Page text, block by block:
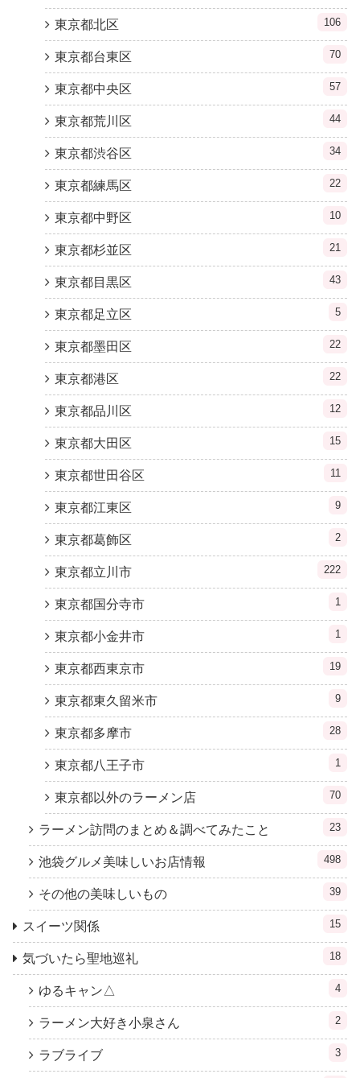
東京都北区 106
東京都台東区 70
東京都中央区 57
東京都荒川区 44
東京都渋谷区 34
東京都練馬区 22
東京都中野区 10
東京都杉並区 21
東京都目黒区 43
東京都足立区 5
東京都墨田区 22
東京都港区 22
東京都品川区 12
東京都大田区 15
東京都世田谷区 11
東京都江東区 9
東京都葛飾区 2
東京都立川市 222
東京都国分寺市 1
東京都小金井市 1
東京都西東京市 19
東京都東久留米市 9
東京都多摩市 28
東京都八王子市 1
東京都以外のラーメン店 70
ラーメン訪問のまとめ＆調べてみたこと 23
池袋グルメ美味しいお店情報 498
その他の美味しいもの 39
スイーツ関係 15
気づいたら聖地巡礼 18
ゆるキャン△ 4
ラーメン大好き小泉さん 2
ラブライブ 3